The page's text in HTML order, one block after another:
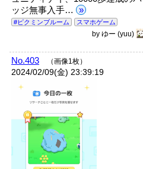
ッジ無事入手… »
#ピクミンブルーム スマホゲーム
byゆー(yuu)
No.403 （画像1枚）
2024/02/09(金) 23:39:19